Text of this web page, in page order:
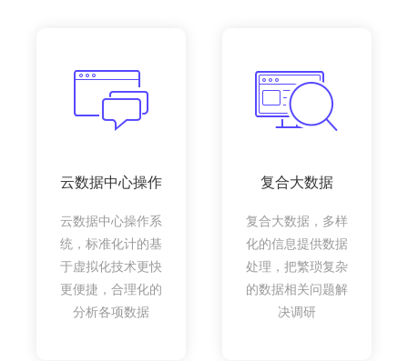
云数据中心操作
云数据中心操作系
统，标准化计的基
于虚拟化技术更快
更便捷，合理化的
分析各项数据
复合大数据
复合大数据，多样
化的信息提供数据
处理，把繁琐复杂
的数据相关问题解
决调研